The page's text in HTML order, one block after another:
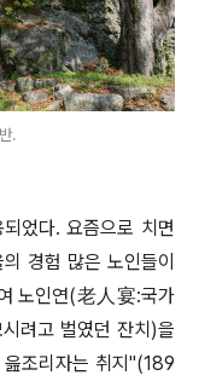
.
었다.요즘으로 치면
의 경험 많은 노인들이
노인연(老人宴:국가
려고 벌였던 잔치 )을
조리자는 취지 "(189